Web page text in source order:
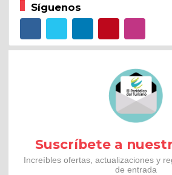
Síguenos
Suscríbete a
Increíbles ofertas, actualizaciones y
de entrada